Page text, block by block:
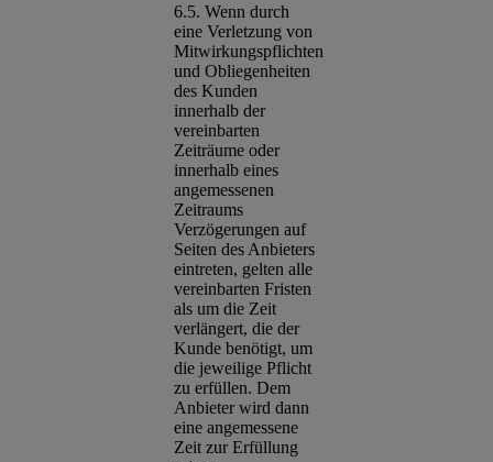
6.5. Wenn durch
eine Verletzung von
Mitwirkungspflichten
und Obliegenheiten
des Kunden
innerhalb der
vereinbarten
Zeiträume oder
innerhalb eines
angemessenen
Zeitraums
Verzögerungen auf
Seiten des Anbieters
eintreten, gelten alle
vereinbarten Fristen
als um die Zeit
verlängert, die der
Kunde benötigt, um
die jeweilige Pflicht
zu erfüllen. Dem
Anbieter wird dann
eine angemessene
Zeit zur Erfüllung